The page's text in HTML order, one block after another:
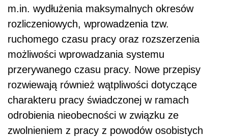
m.in. wydłużenia maksymalnych okresów
rozliczeniowych, wprowadzenia tzw.
ruchomego czasu pracy oraz rozszerzenia
możliwości wprowadzania systemu
przerywanego czasu pracy. Nowe przepisy
rozwiewają również wątpliwości dotyczące
charakteru pracy świadczonej w ramach
odrobienia nieobecności w związku ze
zwolnieniem z pracy z powodów osobistych